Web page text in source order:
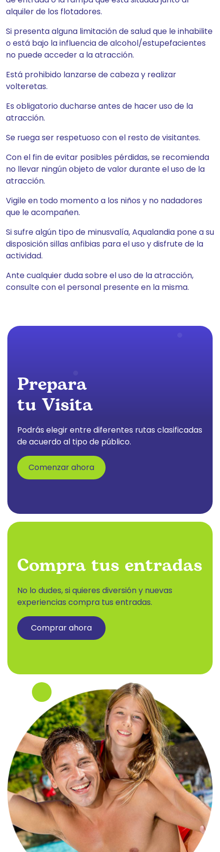
alquiler de los flotadores.
Si presenta alguna limitación de salud que le inhabilite
o está bajo la influencia de alcohol/estupefacientes
no puede acceder a la atracción.
Está prohibido lanzarse de cabeza y realizar
volteretas.
Es obligatorio ducharse antes de hacer uso de la
atracción.
Se ruega ser respetuoso con el resto de visitantes.
Con el fin de evitar posibles pérdidas, se recomienda
no llevar ningún objeto de valor durante el uso de la
atracción.
Vigile en todo momento a los niños y no nadadores
que le acompañen.
Si sufre algún tipo de minusvalía, Aqualandia pone a su
disposición sillas anfibias para el uso y disfrute de la
actividad.
Ante cualquier duda sobre el uso de la atracción,
consulte con el personal presente en la misma.
Prepara
tu Visita
Podrás elegir entre diferentes rutas clasificadas
de acuerdo al tipo de público.
Comenzar ahora
Compra tus entradas
No lo dudes, si quieres diversión y nuevas
experiencias compra tus entradas.
Comprar ahora